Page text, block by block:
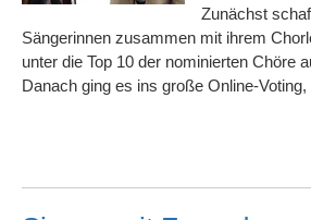
Zunächst
Sängerinnen zusammen mit ihrem
unter die Top 10 der nominierten Chöre
Danach ging es ins große Online-